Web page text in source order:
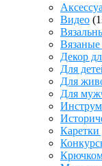
Видео
Декор
Для
Для
Для